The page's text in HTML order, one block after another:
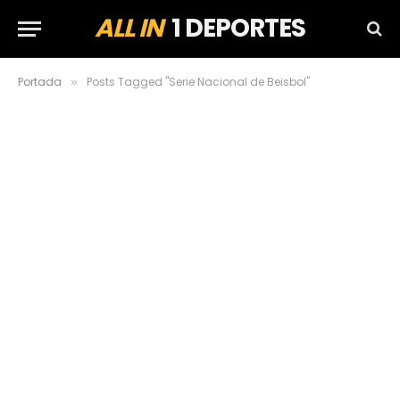
ALL IN1 DEPORTES
Portada » Posts Tagged "Serie Nacional de Beisbol"